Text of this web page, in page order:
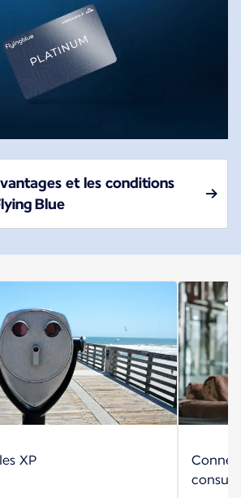
et les conditions
Blue
XP